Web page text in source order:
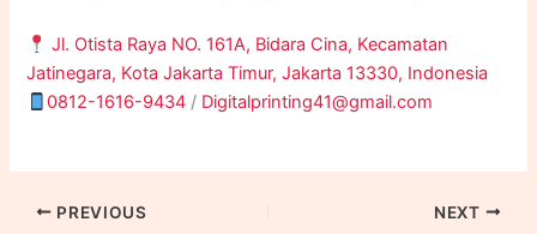
HubungiRanah Printingsekarang, dan buat brand kamu
lebih mudah dikenal lewat hasil cetak berkualitas!
Jl. Otista Raya NO. 161A, Bidara Cina, Kecamatan
Jatinegara, Kota Jakarta Timur, Jakarta 13330, Indonesia
0812-1616-9434 / Digitalprinting41@gmail.com
PREVIOUS NEXT